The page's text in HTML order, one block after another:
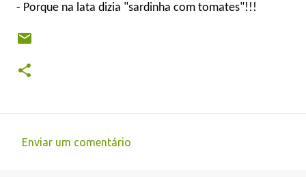
- Porque na lata dizia "sardinha com tomates"!!!
Enviar um comentário